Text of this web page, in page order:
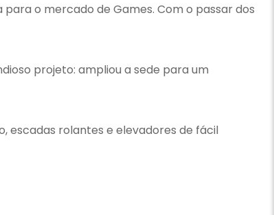
para o mercado de Games. Com o passar dos
projeto: ampliou a sede para um
escadas rolantes e elevadores de fácil